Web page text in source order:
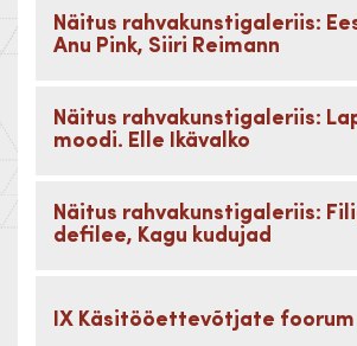
Näitus rahvakunstigaleriis:
Anu Pink, Siiri Reimann
Näitus rahvakunstigaleriis:
moodi. Elle Ikävalko
Näitus rahvakunstigaleriis:
defilee, Kagu kudujad
IX Käsitööettevõtjate foorum